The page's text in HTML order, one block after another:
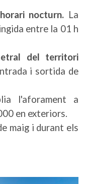
nocturn. La
entre la 01 h
del territori
i sortida de
l'aforament a
en exteriors.
maig i durant els